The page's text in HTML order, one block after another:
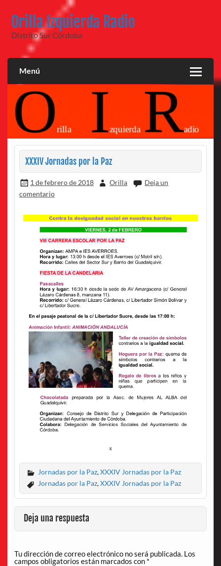
contenido
Orilla Izquierda Radio
Distrito Sur Córdoba
Menú
XXXIV Jornadas por la Paz
1 de febrero de 2018 Orilla
Deja un
comentario
Jornadas por la Paz,XXXIV Jornadas por la Paz
Jornadas por la Paz,XXXIV Jornadas por la Paz
Deja una respuesta
Tu dirección de correo electrónico no será publicada. Los
campos obligatorios están marcados con *